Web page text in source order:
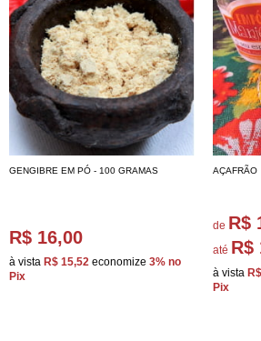
GENGIBRE EM PÓ - 100 GRAMAS
R$ 16,00
à vista R$ 15,52 economize 3% no
Pix
AÇAFRÃO
de R$
até R$
à vista
Pix